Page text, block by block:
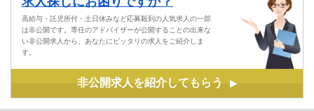
高給与・託児所付・土日休みなど応募殺到の人気求人の一部
は非公開です。専任のアドバイザーが公開することの出来な
い非公開求人から、あなたにピッタリの求人をご紹介しま
す。
非公開求人を紹介してもらう ▶